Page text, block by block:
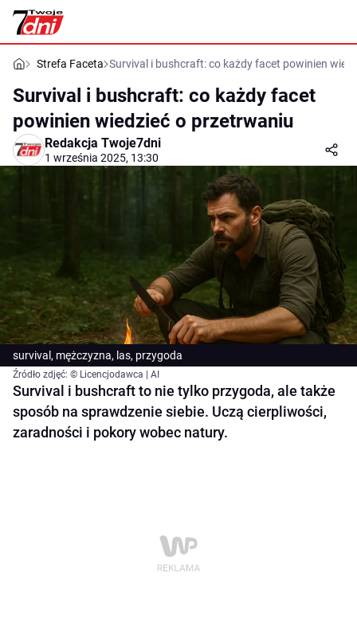
Strefa Faceta Survival i bushcraft: co każdy facet powinien
Survival i bushcraft: co każdy facet
powinien wiedzieć o przetrwaniu
Redakcja Twoje7dni
1 września 2025, 13:30
survival, mężczyzna, las, przygoda
Źródło zdjęć: © Licencjodawca | AI
Survival i bushcraft to nie tylko przygoda, ale także
sposób na sprawdzenie siebie. Uczą cierpliwości,
zaradności i pokory wobec natury.